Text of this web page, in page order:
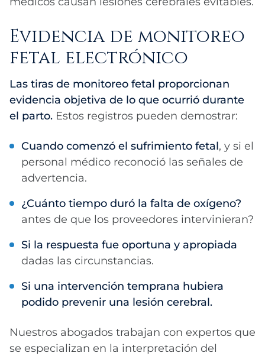
Evidencia de monitoreo
fetal electrónico
Las tiras de monitoreo fetal proporcionan
evidencia objetiva de lo que ocurrió durante
el parto. Estos registros pueden demostrar:
Cuando comenzó el sufrimiento fetal, y si el
personal médico reconoció las señales de
advertencia.
¿Cuánto tiempo duró la falta de oxígeno?
antes de que los proveedores intervinieran?
Si la respuesta fue oportuna y apropiada
dadas las circunstancias.
Si una intervención temprana hubiera
podido prevenir una lesión cerebral.
Nuestros abogados trabajan con expertos que
se especializan en la interpretación del